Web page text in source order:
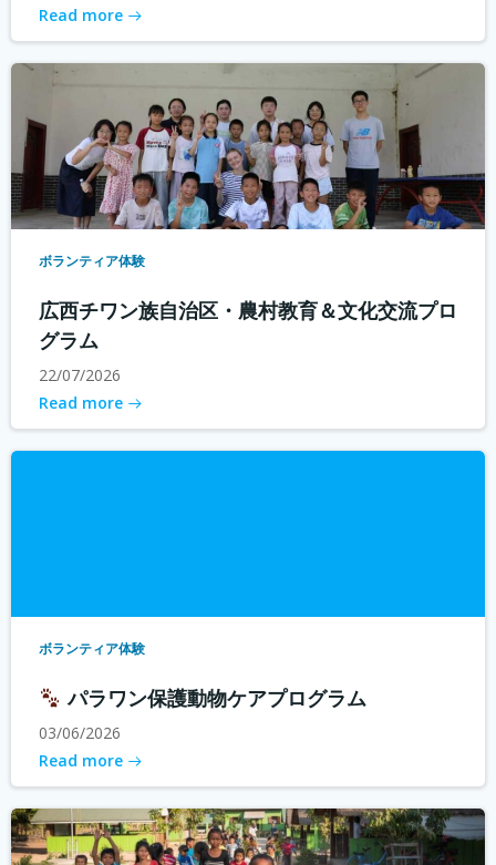
Read more
ボランティア体験
広西チワン族自治区・農村教育＆文化交流プロ
グラム
22/07/2026
Read more
ボランティア体験
パラワン保護動物ケアプログラム
03/06/2026
Read more